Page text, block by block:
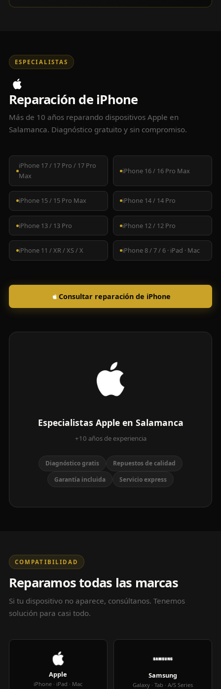
ESPECIALISTAS
Reparación de iPhone
Más de 10 años reparando dispositivos Apple en
Salamanca. Diagnóstico gratuito y sin compromiso.
iPhone 17 / 17 Pro / 17 Pro
Max
iPhone 16 / 16 Pro Max
iPhone 15 / 15 Pro Max iPhone 14 / 14 Pro
iPhone 13 / 13 Pro iPhone 12 / 12 Pro
iPhone 11 / XR / XS / X iPhone 8 / 7 / 6 · iPad · Mac
Consultar reparación de iPhone
Especialistas Apple en Salamanca
+10 años de experiencia
Diagnóstico gratis
Repuestos de calidad
Garantía incluida
Servicio express
COMPATIBILIDAD
Reparamos todas las marcas
Si tu dispositivo no aparece, consúltanos. Tenemos
solución para casi todo.
Apple
iPhone · iPad · Mac
Samsung
Galaxy · Tab · A/S Series